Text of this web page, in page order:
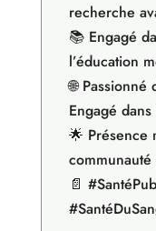
recherche
📚 Engagé
l’éducation
🌐
Engagé
🌟 Présence
📄